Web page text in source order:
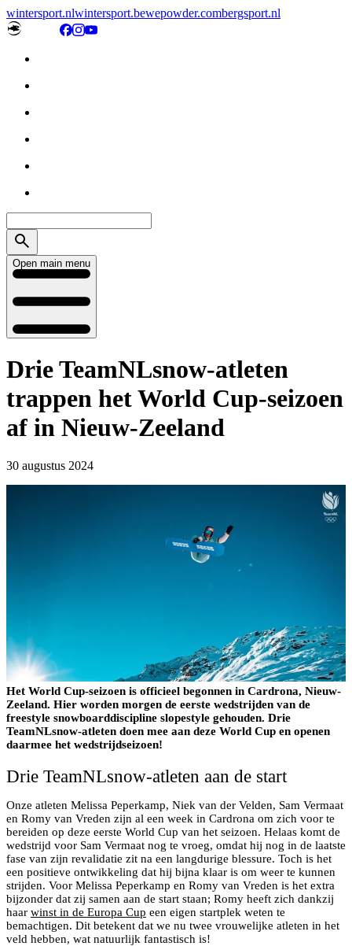
wintersport.nlwintersport.bewepowder.combergsport.nl
Open main menu
Drie TeamNLsnow-atleten
trappen het World Cup-seizoen
af in Nieuw-Zeeland
30 augustus 2024
Het World Cup-seizoen is officieel begonnen in Cardrona, Nieuw-
Zeeland. Hier worden morgen de eerste wedstrijden van de
freestyle snowboarddiscipline slopestyle gehouden. Drie
TeamNLsnow-atleten doen mee aan deze World Cup en openen
daarmee het wedstrijdseizoen!
Drie TeamNLsnow-atleten aan de start
Onze atleten Melissa Peperkamp, Niek van der Velden, Sam Vermaat
en Romy van Vreden zijn al een week in Cardrona om zich voor te
bereiden op deze eerste World Cup van het seizoen. Helaas komt de
wedstrijd voor Sam Vermaat nog te vroeg, omdat hij nog in de laatste
fase van zijn revalidatie zit na een langdurige blessure. Toch is het
een positieve ontwikkeling dat hij bijna klaar is om weer te kunnen
strijden. Voor Melissa Peperkamp en Romy van Vreden is het extra
bijzonder dat zij samen aan de start staan; Romy heeft zich dankzij
haar winst in de Europa Cup een eigen startplek weten te
bemachtigen. Dit betekent dat we nu twee vrouwelijke atleten in het
veld hebben, wat natuurlijk fantastisch is!